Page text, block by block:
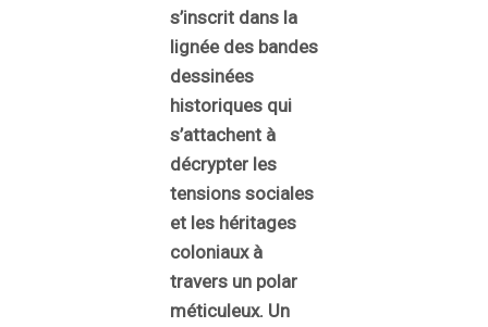
s’inscrit dans la
lignée des bandes
dessinées
historiques qui
s’attachent à
décrypter les
tensions sociales
et les héritages
coloniaux à
travers un polar
méticuleux. Un